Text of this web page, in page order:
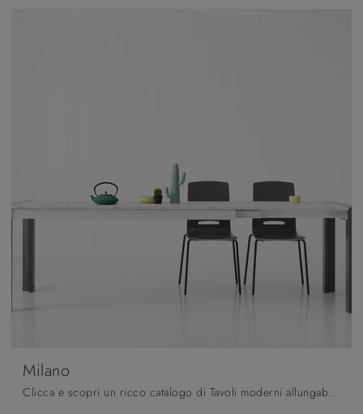
Milano
Clicca e scopri un ricco catalogo di Tavoli moderni allungabili da pranzo! Il modello Milano di Pointhouse ti aspetta.